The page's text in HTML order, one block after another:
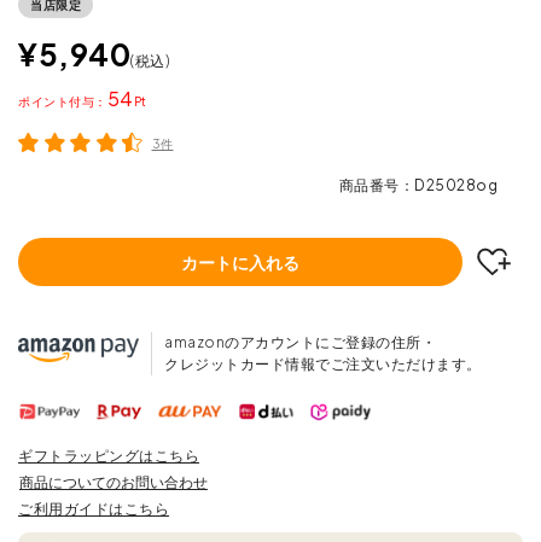
当店限定
¥5,940 税込
54
ポイント
3件
商品番号 D25028og
カートに入れる
amazonのアカウントにご登録の住所・
クレジットカード情報でご注文いただけます。
ギフトラッピングはこちら
商品についてのお問い合わせ
ご利用ガイドはこちら